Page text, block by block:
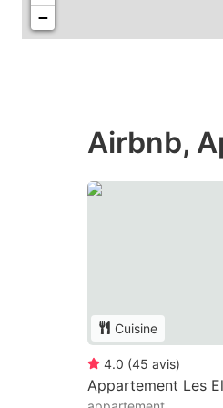
−
Airbnb,
Cuisine
4.0 (45 avis)
Appartement Les